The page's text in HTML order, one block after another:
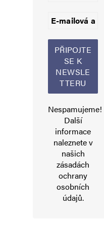
Alternative:
Nespamujeme!
Další
informace
naleznete v
našich
zásadách
ochrany
osobních
údajů.